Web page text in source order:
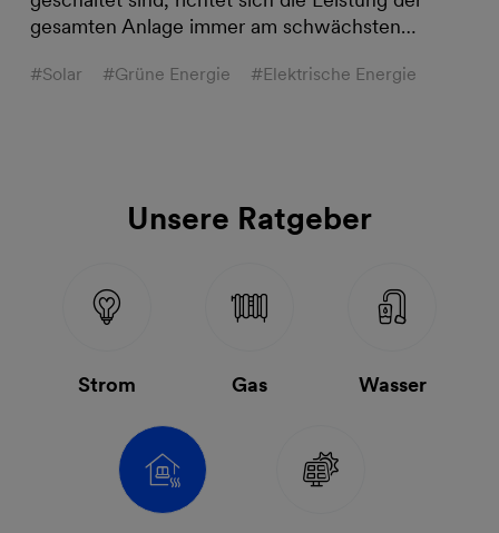
gesamten Anlage immer am schwächsten…
#Solar #Grüne Energie #Elektrische Energie
Unsere Ratgeber
Strom Gas Wasser